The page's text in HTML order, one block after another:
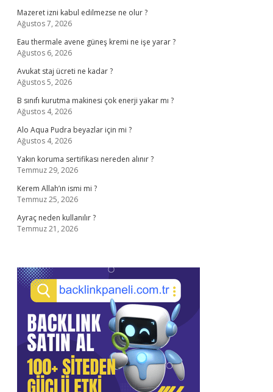
Mazeret izni kabul edilmezse ne olur ?
Ağustos 7, 2026
Eau thermale avene güneş kremi ne işe yarar ?
Ağustos 6, 2026
Avukat staj ücreti ne kadar ?
Ağustos 5, 2026
B sınıfı kurutma makinesi çok enerji yakar mı ?
Ağustos 4, 2026
Alo Aqua Pudra beyazlar için mi ?
Ağustos 4, 2026
Yakın koruma sertifikası nereden alınır ?
Temmuz 29, 2026
Kerem Allah’ın ismi mi ?
Temmuz 25, 2026
Ayraç neden kullanılır ?
Temmuz 21, 2026